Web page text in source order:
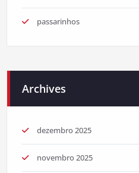
passarinhos
Archives
dezembro 2025
novembro 2025